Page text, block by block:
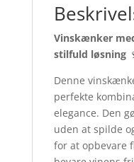
Vinskænker
stilfuld løsning
Denne
perfekte
elegance. Den
uden at spilde
for at opbevare